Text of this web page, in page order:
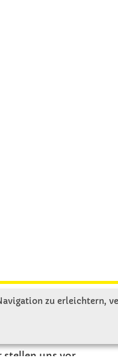
stellen uns vor
zu